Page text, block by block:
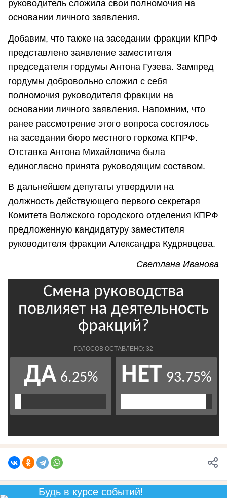
руководитель сложила свои полномочия на
основании личного заявления.
Добавим, что также на заседании фракции КПРФ
представлено заявление заместителя
председателя гордумы Антона Гузева. Зампред
гордумы добровольно сложил с себя
полномочия руководителя фракции на
основании личного заявления. Напомним, что
ранее рассмотрение этого вопроса состоялось
на заседании бюро местного горкома КПРФ.
Отставка Антона Михайловича была
единогласно принята руководящим составом.
В дальнейшем депутаты утвердили на
должность действующего первого секретаря
Комитета Волжского городского отделения КПРФ
предложенную кандидатуру заместителя
руководителя фракции Александра Кудрявцева.
Светлана Иванова
Будь в курсе событий!